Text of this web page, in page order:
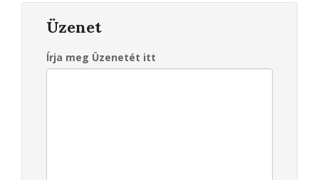
Üzenet
Írja meg Üzenetét itt